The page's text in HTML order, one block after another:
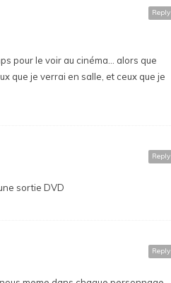
Reply
pour le voir au cinéma… alors que
que je verrai en salle, et ceux que je
Reply
sortie DVD
Reply